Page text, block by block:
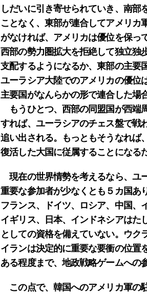
しだいに引き寄せられていき、南部
ことなく、東部が連合してアメリカ
がなければ、アメリカは優位を保っ
西部の勢力圏拡大を拒絶して独立独
支配するようになるか、東部の主要
ユーラシア大陸でのアメリカの優位
主要国がなんらかの形で連合した場
もうひとつ、西部の同盟国が西端
すれば、ユーラシアのチェス盤で戦
追い出される。もっともそうなれば
復活した大国に従属することになる
現在の世界情勢を考えるなら、ユ
重要な参加者が少なくとも５カ国あ
フランス、ドイツ、ロシア、中国、
イギリス、日本、インドネシアはた
としての資格を備えていない。ウク
イランは決定的に重要な要衝の位置
ある程度まで、地政戦略ゲームへの
この点で、韓国へのアメリカ軍の